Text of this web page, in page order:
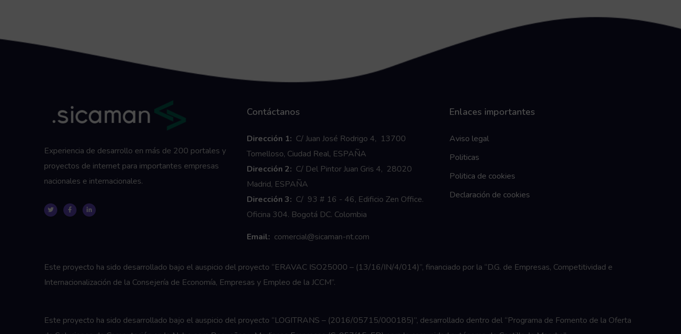
Experiencia de desarrollo en más de 200 portales y
proyectos de internet para importantes empresas
nacionales e internacionales.
Contáctanos
Dirección 1: C/ Juan José Rodrigo 4, 13700
Tomelloso, Ciudad Real, ESPAÑA
Dirección 2: C/ Del Pintor Juan Gris 4, 28020
Madrid, ESPAÑA
Dirección 3: C/ 93 # 16 - 46, Edificio Zen Office.
Oficina 304. Bogotá DC. Colombia
Email: comercial@sicaman-nt.com
Enlaces importantes
Aviso legal
Politicas
Politica de cookies
Declaración de cookies
Este proyecto ha sido desarrollado bajo el auspicio del proyecto “ERAVAC ISO25000 – (13/16/IN/4/014)”, financiado por la “D.G. de Empresas, Competitividad e
Internacionalización de la Consejería de Economía, Empresas y Empleo de la JCCM”.
Este proyecto ha sido desarrollado bajo el auspicio del proyecto “LOGITRANS – (2016/05715/000185)”, desarrollado dentro del “Programa de Fomento de la Oferta